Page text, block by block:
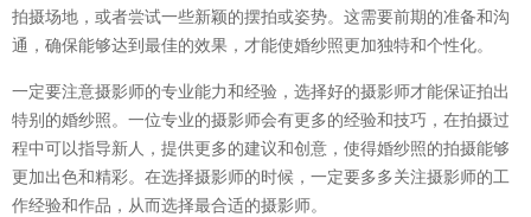
拍摄场地，或者尝试一些新颖的摆拍或姿势。这需要前期的准备和沟
通，确保能够达到最佳的效果，才能使婚纱照更加独特和个性化。
一定要注意摄影师的专业能力和经验，选择好的摄影师才能保证拍出
特别的婚纱照。一位专业的摄影师会有更多的经验和技巧，在拍摄过
程中可以指导新人，提供更多的建议和创意，使得婚纱照的拍摄能够
更加出色和精彩。在选择摄影师的时候，一定要多多关注摄影师的工
作经验和作品，从而选择最合适的摄影师。